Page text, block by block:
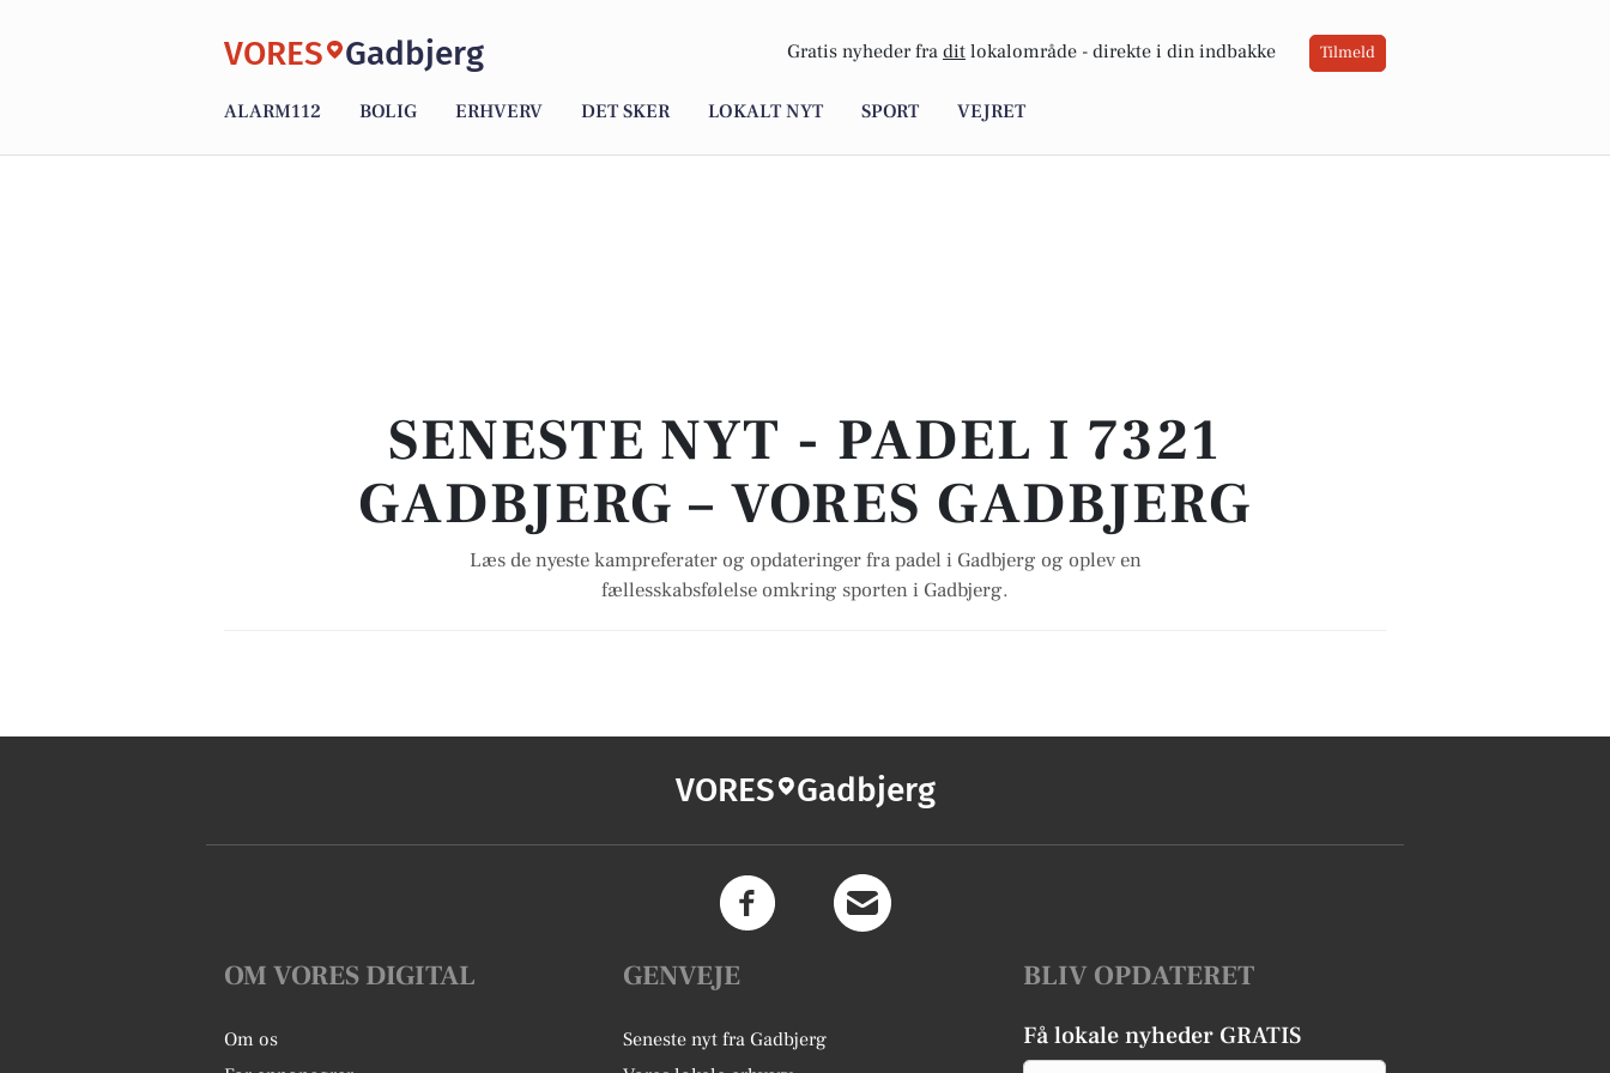
VORES Gadbjerg Gratis nyheder fra dit lokalområde - direkte i din indbakke Tilmeld
ALARM112 BOLIG ERHVERV DET SKER LOKALT NYT SPORT VEJRET
SENESTE NYT - PADEL I 7321
GADBJERG – VORES GADBJERG
Læs de nyeste kampreferater og opdateringer fra padel i Gadbjerg og oplev en
fællesskabsfølelse omkring sporten i Gadbjerg.
VORES Gadbjerg
OM VORES DIGITAL
Om os
GENVEJE
Seneste nyt fra Gadbjerg
BLIV OPDATERET
Få lokale nyheder GRATIS